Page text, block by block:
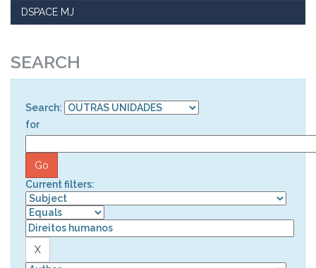
DSPACE MJ
SEARCH
Search:
for
Current filters: